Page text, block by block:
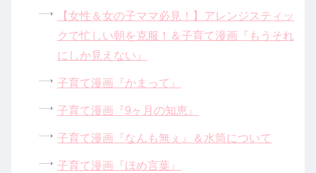
【女性＆女の子ママ必見！】アレンジスティッ
クで忙しい朝を克服！＆子育て漫画『もうそれ
にしか見えない』
子育て漫画『かまって』
子育て漫画『9ヶ月の知恵』
子育て漫画『なんも無ぇ』＆水筒について
子育て漫画『ほめ言葉』